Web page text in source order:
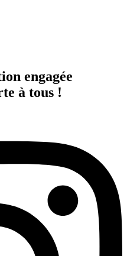
engagée
à tous !